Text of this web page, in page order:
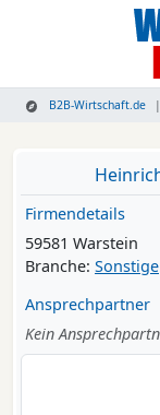
B2B-Wirtschaft.de
Firmendetails
59581 Warstein
Branche: Sonstige
Ansprechpartner
Kein